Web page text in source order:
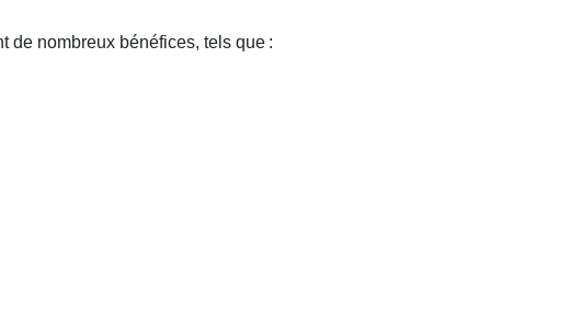
de nombreux bénéfices, tels que :